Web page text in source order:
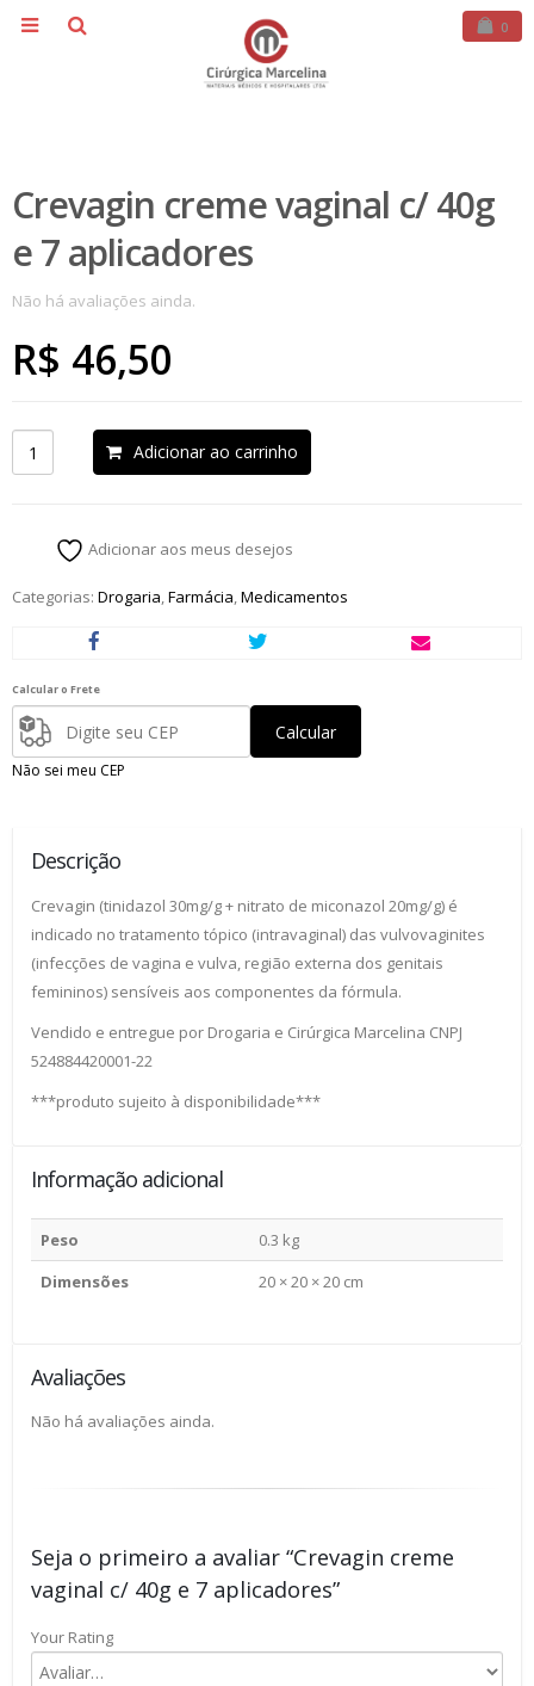
0
Crevagin creme vaginal c/ 40g
e 7 aplicadores
Não há avaliações ainda.
R$ 46,50
Adicionar ao carrinho
Adicionar aos meus desejos
Categorias: Drogaria,Farmácia,Medicamentos
Calcular o Frete
Calcular
Não sei meu CEP
Descrição
Crevagin (tinidazol 30mg/g + nitrato de miconazol 20mg/g) é
indicado no tratamento tópico (intravaginal) das vulvovaginites
(infecções de vagina e vulva, região externa dos genitais
femininos) sensíveis aos componentes da fórmula.
Vendido e entregue por Drogaria e Cirúrgica Marcelina CNPJ
524884420001-22
***produto sujeito à disponibilidade***
Informação adicional
Peso
0.3 kg
Dimensões
20 × 20 × 20 cm
Avaliações
Não há avaliações ainda.
Seja o primeiro a avaliar “Crevagin creme
vaginal c/ 40g e 7 aplicadores”
Your Rating